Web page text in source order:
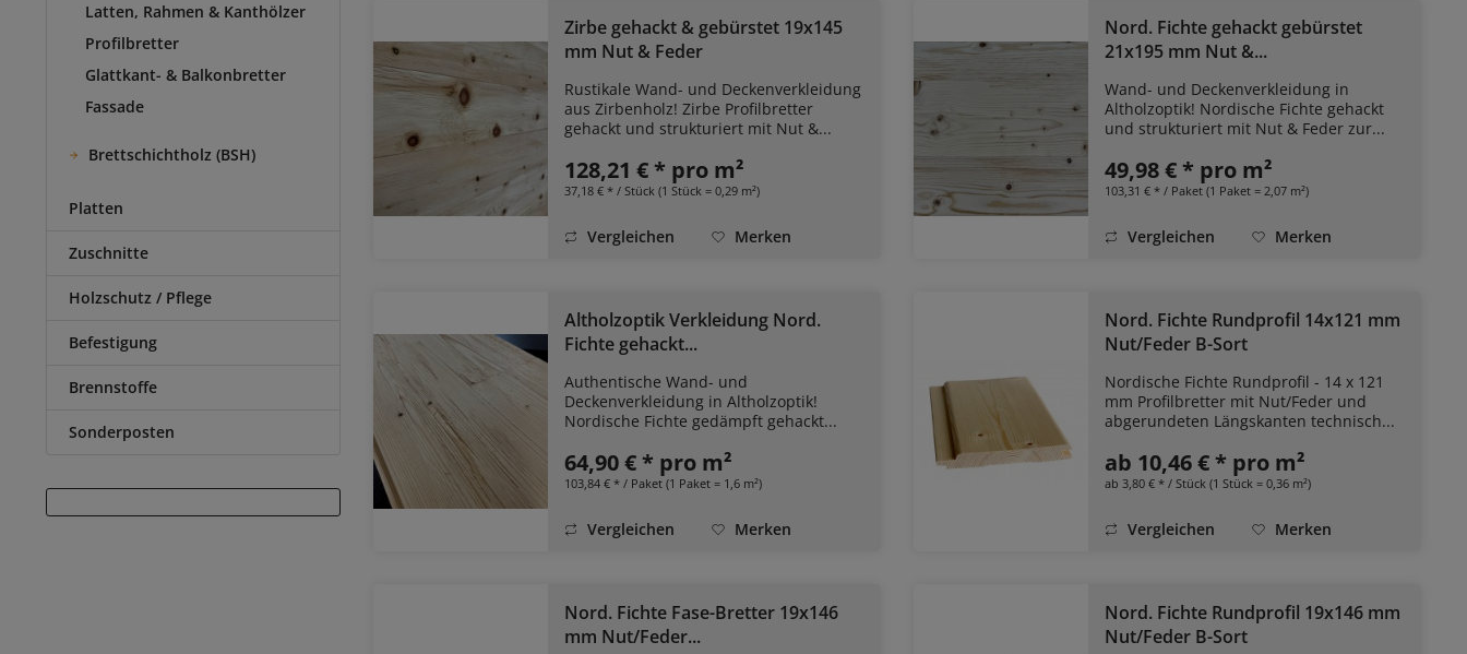
Latten, Rahmen & Kanthölzer
Profilbretter
Glattkant- & Balkonbretter
Fassade
Brettschichtholz (BSH)
Platten
Zuschnitte
Holzschutz / Pflege
Befestigung
Brennstoffe
Sonderposten
Zirbe gehackt & gebürstet 19x145
mm Nut & Feder
Rustikale Wand- und Deckenverkleidung
aus Zirbenholz! Zirbe Profilbretter
gehackt und strukturiert mit Nut &...
128,21 € * pro m²
37,18 € * / Stück (1 Stück = 0,29 m²)
Vergleichen Merken
Nord. Fichte gehackt gebürstet
21x195 mm Nut &...
Wand- und Deckenverkleidung in
Altholzoptik! Nordische Fichte gehackt
und strukturiert mit Nut & Feder zur...
49,98 € * pro m²
103,31 € * / Paket (1 Paket = 2,07 m²)
Vergleichen Merken
Altholzoptik Verkleidung Nord.
Fichte gehackt...
Authentische Wand- und
Deckenverkleidung in Altholzoptik!
Nordische Fichte gedämpft gehackt...
64,90 € * pro m²
103,84 € * / Paket (1 Paket = 1,6 m²)
Vergleichen Merken
Nord. Fichte Rundprofil 14x121 mm
Nut/Feder B-Sort
Nordische Fichte Rundprofil - 14 x 121
mm Profilbretter mit Nut/Feder und
abgerundeten Längskanten technisch...
ab 10,46 € * pro m²
ab 3,80 € * / Stück (1 Stück = 0,36 m²)
Vergleichen Merken
Nord. Fichte Fase-Bretter 19x146
mm Nut/Feder...
Nord. Fichte Rundprofil 19x146 mm
Nut/Feder B-Sort